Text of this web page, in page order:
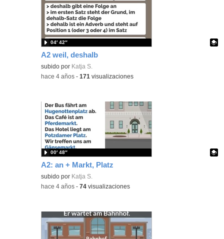
A2 weil, deshalb
Contenido educativo.
subido por Katja S.
04′ 42″
-hace 4 años -171 visualizaciones
A2: an + Markt, Platz
Contenido educativo.
subido por Katja S.
00′ 48″
-hace 4 años -74 visualizaciones